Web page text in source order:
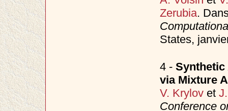
Zerubia.
States,
4 - Synthetic
via Mixture
V. Krylovet
Conference